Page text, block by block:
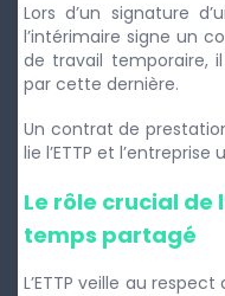
Lors d’un signature
l’intérimaire signe un
de travail temporaire,
par cette dernière.
Un contrat de
lie l’ETTP et l’entreprise
Le rôle crucial de
temps partagé
L’ETTP veille au